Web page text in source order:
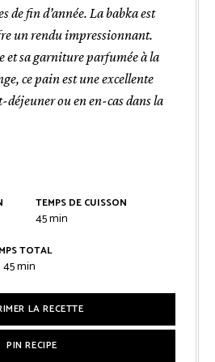
de fin d’année. La babka est
un rendu impressionnant.
et sa garniture parfumée à la
ce pain est une excellente
ou en en-cas dans la
TEMPS DE CUISSON
45minutes
min
TOTAL
45minutes
min
LA RECETTE
PIN RECIPE